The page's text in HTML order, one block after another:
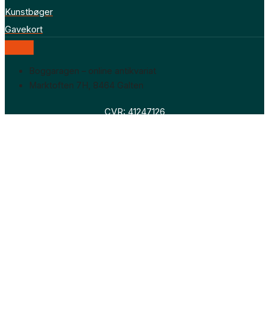
Kunstbøger
Gavekort
Boggaragen – online antikvariat
Marktoften 7H, 8464 Galten
CVR: 41247126